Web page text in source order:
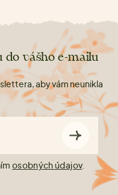
do vášho e-mailu
aby vám neunikla
osobných údajov.